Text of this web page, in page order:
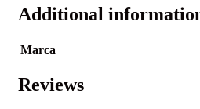
Additional
Marca
Reviews